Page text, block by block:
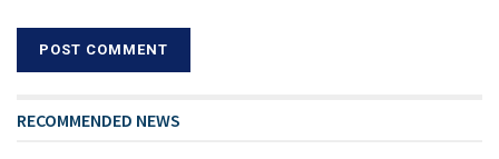
RECOMMENDED NEWS